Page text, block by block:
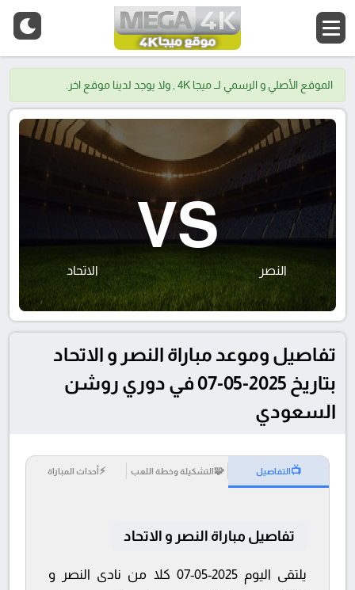
الموقع الأصلي و الرسمي لــ ميجا 4K , ولا يوجد لدينا موقع اخر.
النصر
VS
الاتحاد
تفاصيل وموعد مباراة النصر و الاتحاد
بتاريخ 2025-05-07 في دوري روشن
السعودي
📺التفاصيل 🧩التشكيلة وخطة اللعب ⚡أحداث المباراة
تفاصيل مباراة النصر و الاتحاد
يلتقى اليوم 2025-05-07 كلا من نادى النصر و